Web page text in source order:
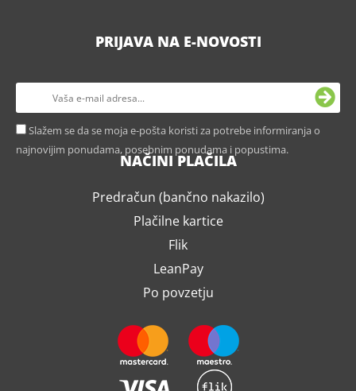
PRIJAVA NA E-NOVOSTI
Slažem se da se moja e-pošta koristi za potrebe informiranja o
najnovijim ponudama, posebnim ponudama i popustima.
NAČINI PLAČILA
Predračun (bančno nakazilo)
Plačilne kartice
Flik
LeanPay
Po povzetju